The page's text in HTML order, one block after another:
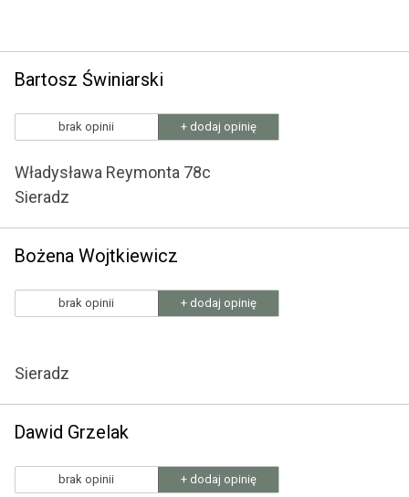
Bartosz Świniarski
brak opinii + dodaj opinię
Władysława Reymonta 78c
Sieradz
Bożena Wojtkiewicz
brak opinii + dodaj opinię
Sieradz
Dawid Grzelak
brak opinii + dodaj opinię